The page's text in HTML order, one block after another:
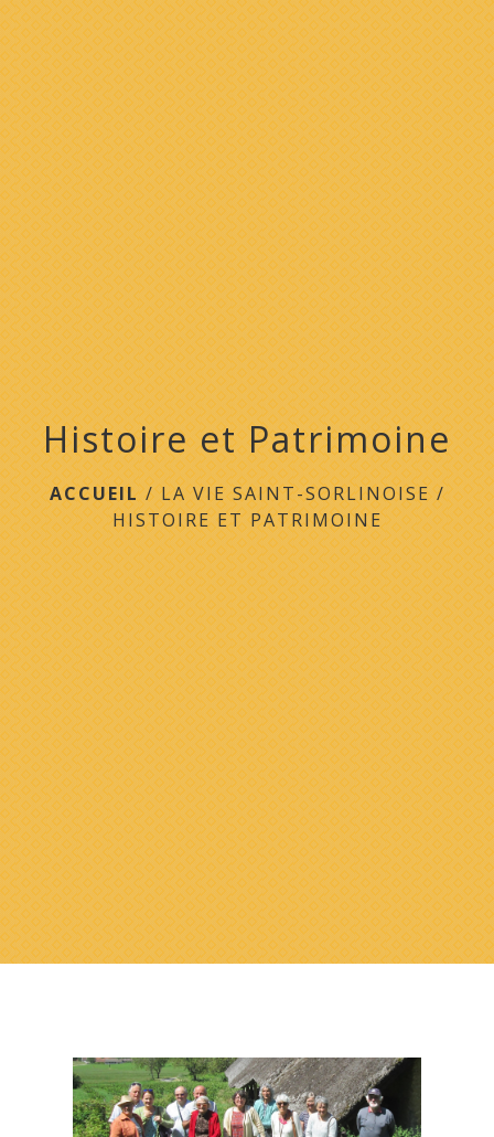
menu
Histoire et Patrimoine
ACCUEIL/LA VIE SAINT-SORLINOISE/
HISTOIRE ET PATRIMOINE